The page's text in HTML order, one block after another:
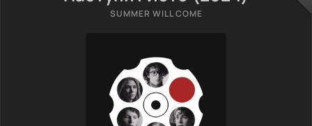
SUMMER WILL COME